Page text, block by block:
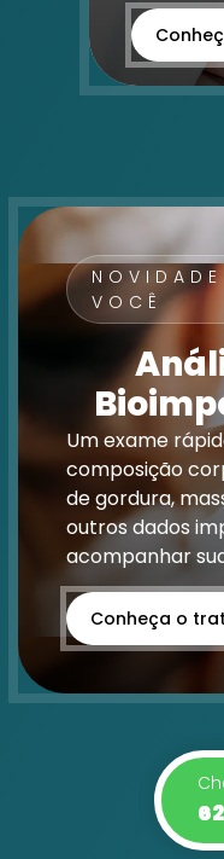
VOCÊ
Um exame
composição
de gordura,
outros dados
acompanhar
Conheça o